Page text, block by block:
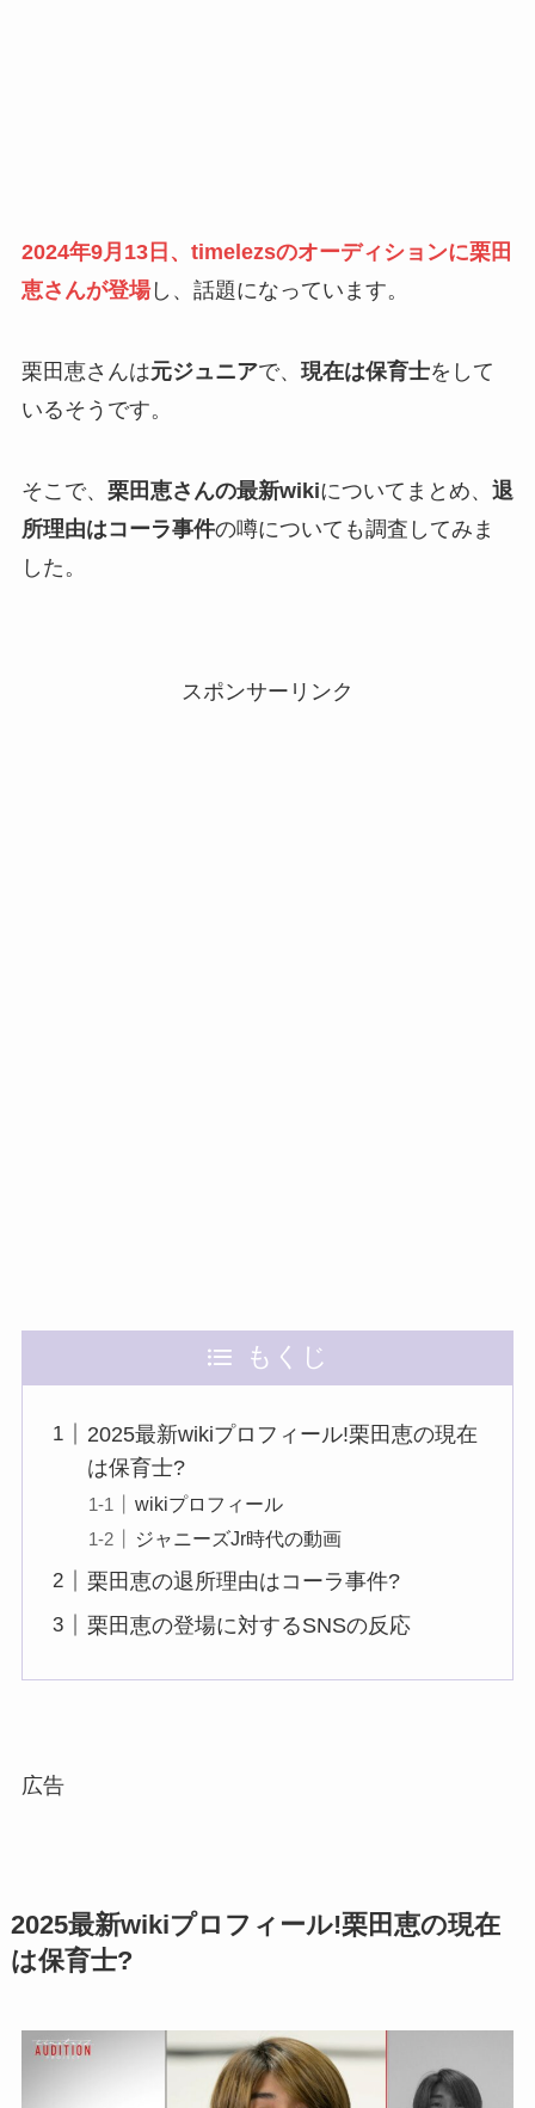
2024年9月13日、timelezsのオーディションに栗田
恵さんが登場し、話題になっています。
栗田恵さんは元ジュニアで、 現在は保育士をして
いるそうです。
そこで、 栗田恵さんの最新wikiについてまとめ、 退
所理由はコーラ事件の噂についても調査してみま
した。
スポンサーリンク
もくじ
2025最新wikiプロフィール!栗田恵の現在
は保育士?
wikiプロフィール
ジャニーズJr時代の動画
栗田恵の退所理由はコーラ事件?
栗田恵の登場に対するSNSの反応
広告
2025最新wikiプロフィール!栗田恵の現在
は保育士?